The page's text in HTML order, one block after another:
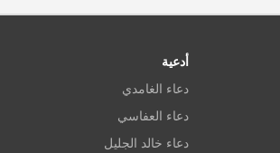
أدعية
دعاء الغامدي
دعاء العفاسي
دعاء خالد الجليل